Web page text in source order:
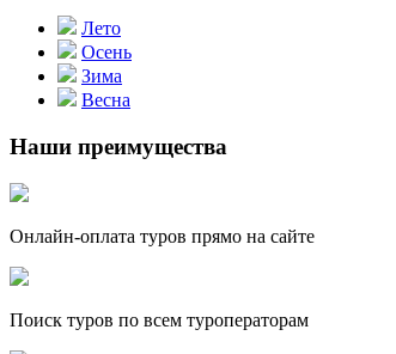
Лето
Осень
Зима
Весна
Наши преимущества
Онлайн-оплата туров прямо на сайте
Поиск туров по всем туроператорам